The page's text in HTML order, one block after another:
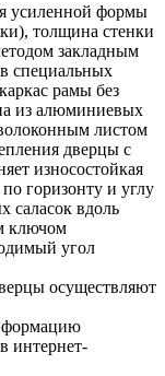
усиленной формы
толщина стенки
закладным
специальных
рамы без
из алюминиевых
листом
дверцы с
износостойкая
горизонту и углу
саласок вдоль
ключом
угол
осуществляют
интернет-